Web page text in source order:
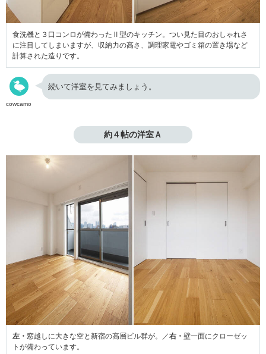
食洗機と３口コンロが備わったⅡ型のキッチン。つい見た目のおしゃれさ
に注目してしまいますが、収納力の高さ、調理家電やゴミ箱の置き場など
計算された造りです。
cowcamo
続いて洋室を見てみましょう。
約４帖の洋室Ａ
左・ 窓越しに大きな空と新宿の高層ビル群が。／右・ 壁一面にクローゼッ
トが備わっています。